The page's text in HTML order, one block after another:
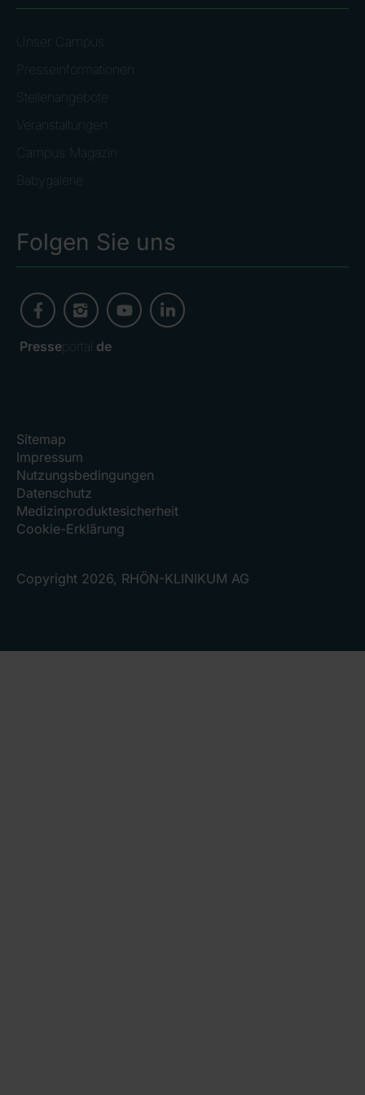
Unser Campus
Presseinformationen
Stellenangebote
Veranstaltungen
Campus Magazin
Babygalerie
Folgen Sie uns
Presseportal. de
Sitemap
Impressum
Nutzungsbedingungen
Datenschutz
Medizinproduktesicherheit
Cookie-Erklärung
Copyright 2026, RHÖN-KLINIKUM AG